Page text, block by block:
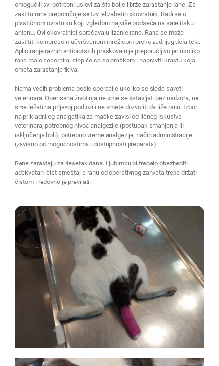
omogućili svi potrebni uslovi za što bolje i brže zarastanje rane. Za
zaštitu rane preporučuje se tzv. elizabetin okovratnik. Radi se o
plastičnom ovratniku koji izgledom najviše podseća na satelitsku
antenu. Ovi okovratnici sprečavaju lizanje rane. Rana se može
zaštititi kompresom učvršćenom mrežicom preko zadnjeg dela tela.
Apliciranje raznih antibiotskih praškova nije preporučljivo jer ukoliko
rana malo secernira, slepiće se sa praškom i napraviti krastu koja
ometa zarastanje tkiva.
Nema većih problema posle operacije ukoliko se slede saveti
veterinara. Operisana životinja ne sme se ostavljati bez nadzora, ne
sme ležati na prljavoj podlozi i ne smete dozvoliti da liže ranu. Izbor
najprikladnijeg analgetika za mačke zavisi od ličnog iskustva
veterinara, potrebnog nivoa analgezije (postupak smanjenja ili
isključenja boli), potrebno vreme analgezije, način administracije
(zavisno od mogućnostima i dostupnosti preparata).
Rane zarastaju za desetak dana. Ljubimcu bi trebalo obezbediti
adekvatan, čist smeštaj a ranu od operativnog zahvata treba držati
čistom i redovno je previjati.